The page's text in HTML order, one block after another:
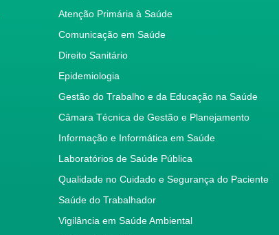
Atenção Primária à Saúde
Comunicação em Saúde
Direito Sanitário
Epidemiologia
Gestão do Trabalho e da Educação na Saúde
Câmara Técnica de Gestão e Planejamento
Informação e Informática em Saúde
Laboratórios de Saúde Pública
Qualidade no Cuidado e Segurança do Paciente
Saúde do Trabalhador
Vigilância em Saúde Ambiental